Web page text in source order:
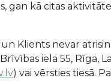
gan kā citas
Klients nevar
iela 55, Rīga,
) vai vērsties tiesā.